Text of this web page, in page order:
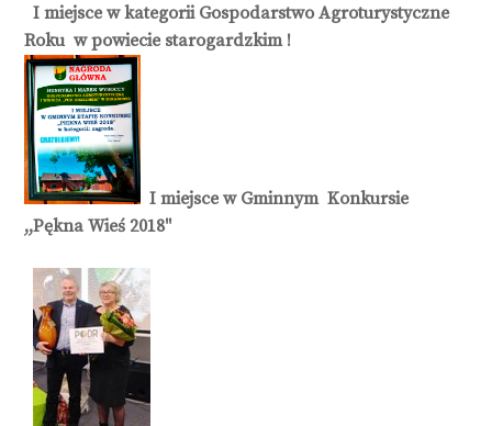
I miejsce w kategorii Gospodarstwo Agroturystyczne
Roku w powiecie starogardzkim !
I miejsce w Gminnym Konkursie
,,Pękna Wieś 2018"